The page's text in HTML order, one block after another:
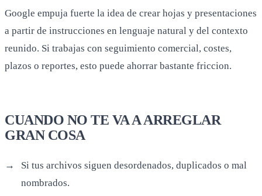
Google empuja fuerte la idea de crear hojas y presentaciones
a partir de instrucciones en lenguaje natural y del contexto
reunido. Si trabajas con seguimiento comercial, costes,
plazos o reportes, esto puede ahorrar bastante friccion.
CUANDO NO TE VA A ARREGLAR
GRAN COSA
Si tus archivos siguen desordenados, duplicados o mal
nombrados.